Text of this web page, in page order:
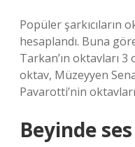
Popüler şarkıcıların
hesaplandı. Buna
Tarkan’ın oktavları 3
oktav, Müzeyyen
Pavarotti’nin
Beyinde